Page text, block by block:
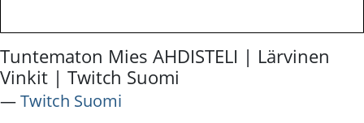
Tuntematon Mies AHDISTELI | Lärvinen
Vinkit | Twitch Suomi
―Twitch Suomi